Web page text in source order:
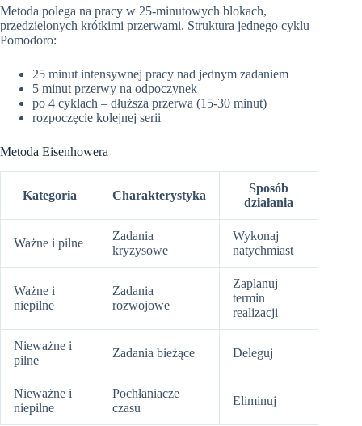
Metoda polega na pracy w 25-minutowych blokach,
przedzielonych krótkimi przerwami. Struktura jednego cyklu
Pomodoro:
25 minut intensywnej pracy nad jednym zadaniem
5 minut przerwy na odpoczynek
po 4 cyklach – dłuższa przerwa (15-30 minut)
rozpoczęcie kolejnej serii
Metoda Eisenhowera
Kategoria Charakterystyka
Sposób
działania
Ważne i pilne
Zadania
kryzysowe
Wykonaj
natychmiast
Ważne i
niepilne
Zadania
rozwojowe
Zaplanuj
termin
realizacji
Nieważne i
pilne
Zadania bieżące Deleguj
Nieważne i
niepilne
Pochłaniacze
czasu
Eliminuj